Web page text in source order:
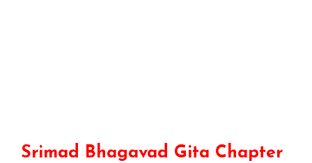
Srimad Bhagavad Gita Chapter